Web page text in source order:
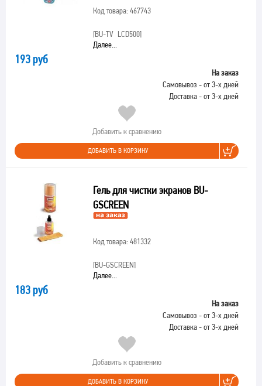
Код товара: 467743
[BU-TV_LCD500]
Далее...
193 руб
На заказ
Самовывоз - от 3-х дней
Доставка - от 3-х дней
Добавить к сравнению
ДОБАВИТЬ В КОРЗИНУ
Гель для чистки экранов BU-
GSCREEN
Код товара: 481332
[BU-GSCREEN]
Далее...
183 руб
На заказ
Самовывоз - от 3-х дней
Доставка - от 3-х дней
Добавить к сравнению
ДОБАВИТЬ В КОРЗИНУ